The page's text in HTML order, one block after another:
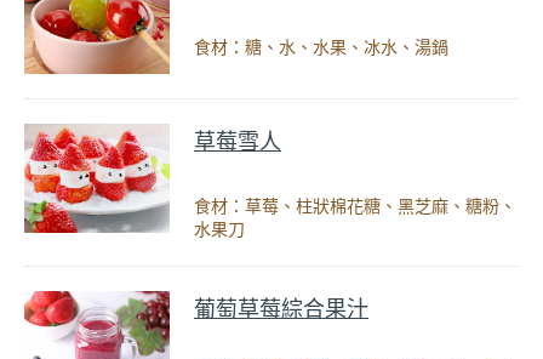
食材：糖、水、水果、冰水、湯鍋
草莓雪人
食材：草莓、柱狀棉花糖、黑芝麻、糖粉、
水果刀
葡萄草莓綜合果汁